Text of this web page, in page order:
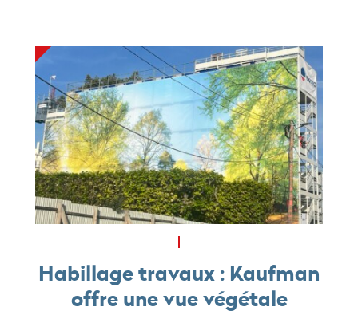
Habillage travaux : Kaufman
offre une vue végétale